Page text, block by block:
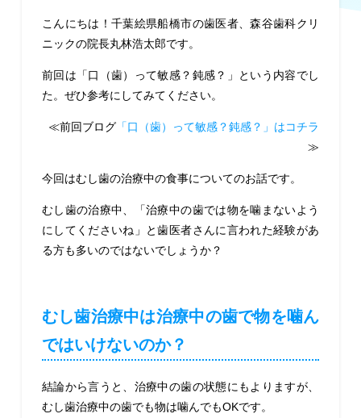
こんにちは！千葉絵県船橋市の歯医者、森谷歯科クリ
ニックの院長丸林浩太郎です。
前回は「口（歯）って敏感？鈍感？」という内容でし
た。ぜひ参考にしてみてください。
≪前回ブログ 「口（歯）って敏感？鈍感？」はコチラ
≫
今回はむし歯の治療中の食事についてのお話です。
むし歯の治療中、「治療中の歯では物を噛まないよう
にしてくださいね」と歯医者さんに言われた経験があ
る方も多いのではないでしょうか？
むし歯治療中は治療中の歯で物を噛ん
ではいけないのか？
結論から言うと、治療中の歯の状態にもよりますが、
むし歯治療中の歯でも物は噛んでもOKです。